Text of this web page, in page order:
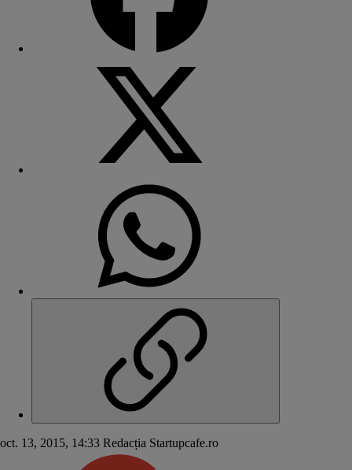
oct. 13, 2015, 14:33 Redacția Startupcafe.ro